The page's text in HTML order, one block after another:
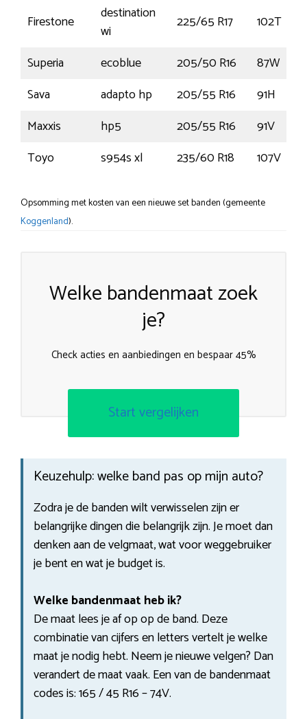
Firestone
destination
wi
225/65 R17
102T
Superia
ecoblue 205/50 R16
87W
Sava
adapto hp 205/55 R16
91H
Maxxis
hp5 205/55 R16
91V
Toyo
s954s xl 235/60 R18 107V
Opsomming met kosten van een nieuwe set banden (gemeente
Koggenland).
Welke bandenmaat zoek
je?
Check acties en aanbiedingen en bespaar 45%
Start vergelijken
Keuzehulp: welke band pas op mijn auto?
Zodra je de banden wilt verwisselen zijn er
belangrijke dingen die belangrijk zijn. Je moet dan
denken aan de velgmaat, wat voor weggebruiker
je bent en wat je budget is.
Welke bandenmaat heb ik?
De maat lees je af op op de band. Deze
combinatie van cijfers en letters vertelt je welke
maat je nodig hebt. Neem je nieuwe velgen? Dan
verandert de maat vaak. Een van de bandenmaat
codes is: 165 / 45 R16 – 74V.